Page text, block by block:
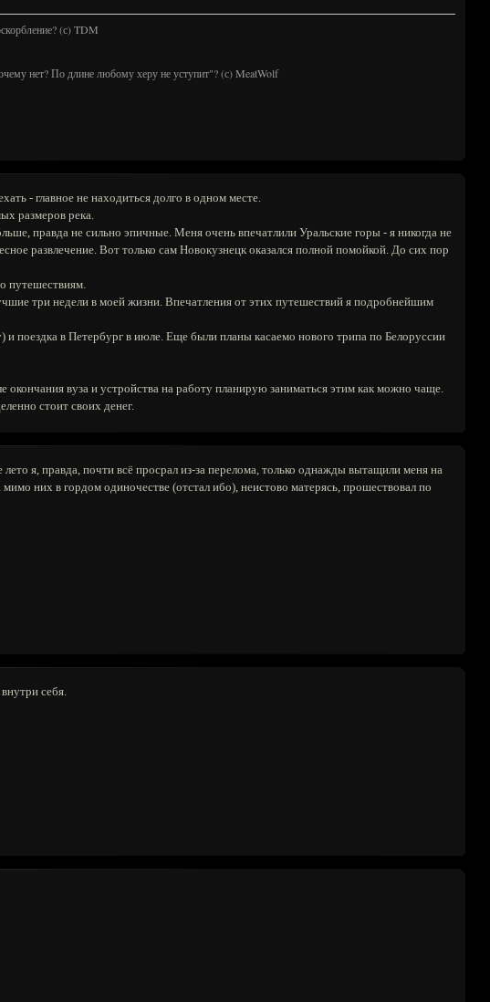
(с) TDM
нет? По длине любому херу не уступит"? (с) MeatWolf
- главное не находиться долго в одном месте.
размеров река.
правда не сильно эпичные. Меня очень впечатлили Уральские горы - я никогда не
развлечение. Вот только сам Новокузнецк оказался полной помойкой. До сих пор
путешествиям.
три недели в моей жизни. Впечатления от этих путешествий я подробнейшим
поездка в Петербург в июле. Еще были планы касаемо нового трипа по Белоруссии
вуза и устройства на работу планирую заниматься этим как можно чаще.
стоит своих денег.
я, правда, почти всё просрал из-за перелома, только однажды вытащили меня на
них в гордом одиночестве (отстал ибо), неистово матерясь, прошествовал по
себя.